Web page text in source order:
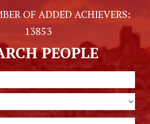
OF ADDED ACHIEVERS:
13853
PEOPLE